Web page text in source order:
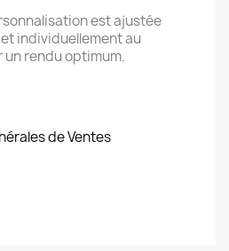
est ajustée
individuellement au
un rendu optimum.
de Ventes